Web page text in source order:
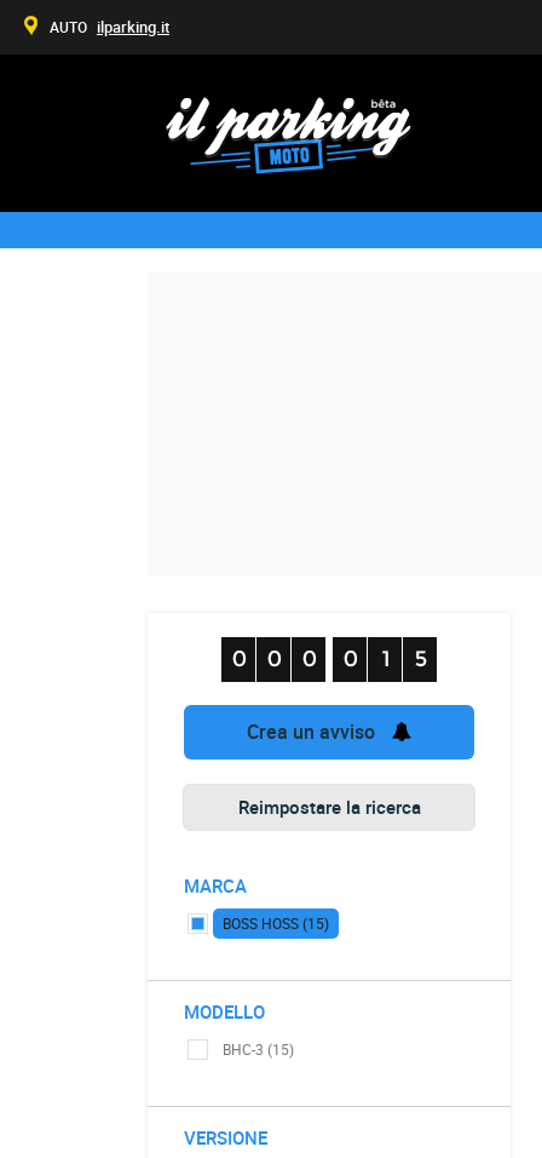
Crea un avviso
Reimpostare la ricerca
MARCA
BOSS HOSS (15)
MODELLO
BHC-3 (15)
VERSIONE
AUTO ilparking.it